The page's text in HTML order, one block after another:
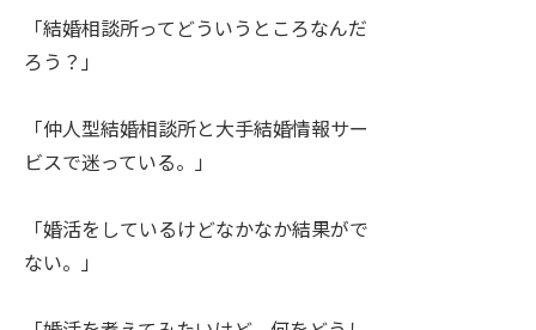
「結婚相談所ってどういうところなんだ
ろう？」
「仲人型結婚相談所と大手結婚情報サー
ビスで迷っている。」
「婚活をしているけどなかなか結果がで
ない。」